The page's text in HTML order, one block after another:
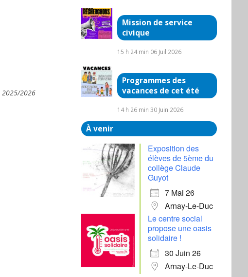
2026
Mission de service
civique
15 h 24 min 06 Juil 2026
Programmes des
vacances de cet été
14 h 26 min 30 Juin 2026
À venir
Exposition des
élèves de 5ème du
collège Claude
Guyot
7 Mai 26
Arnay-Le-Duc
Le centre social
propose une oasis
solidaire !
30 Juin 26
Arnay-Le-Duc